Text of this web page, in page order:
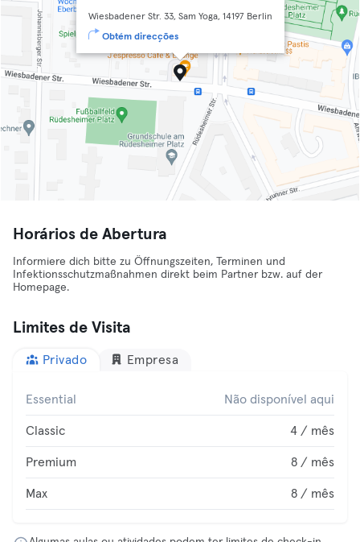
Wiesbadener Str. 33, Sam Yoga, 14197 Berlin
Obtém direcções
Horários de Abertura
Informiere dich bitte zu Öffnungszeiten, Terminen und
Infektionsschutzmaßnahmen direkt beim Partner bzw. auf der
Homepage.
Limites de Visita
Privado Empresa
Essential Não disponível aqui
Classic 4 / mês
Premium 8 / mês
Max 8 / mês